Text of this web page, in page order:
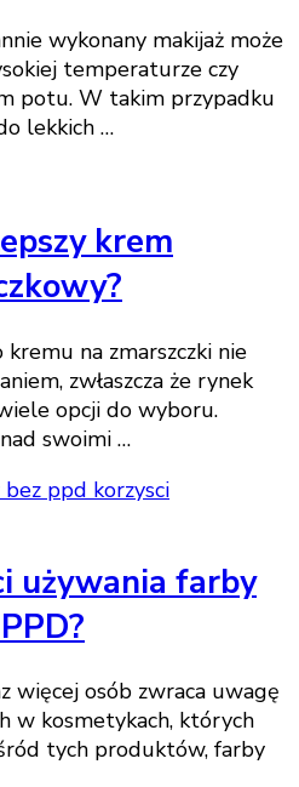
wykonany makijaż może
temperaturze czy
potu. W takim przypadku
lekkich …
krem
na zmarszczki nie
zwłaszcza że rynek
opcji do wyboru.
swoimi …
używania farby
więcej osób zwraca uwagę
w kosmetykach, których
tych produktów, farby